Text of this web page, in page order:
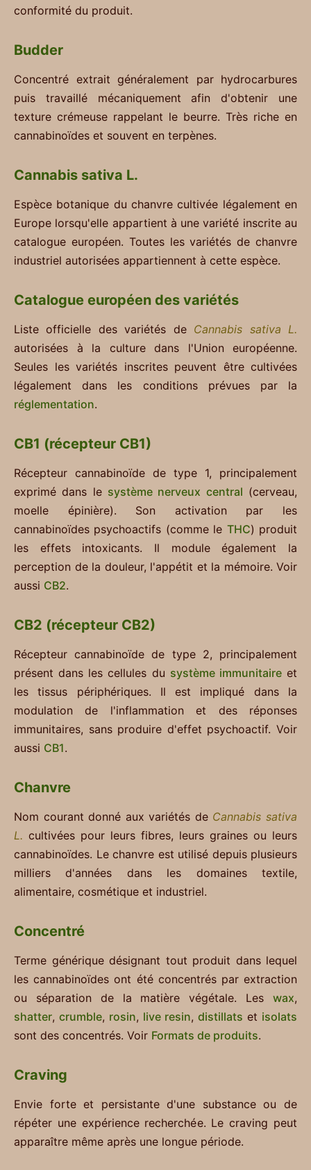
conformité du produit.
Budder
Concentré extrait généralement par hydrocarbures
puis travaillé mécaniquement afin d'obtenir une
texture crémeuse rappelant le beurre. Très riche en
cannabinoïdes et souvent en terpènes.
Cannabis sativa L.
Espèce botanique du chanvre cultivée légalement en
Europe lorsqu'elle appartient à une variété inscrite au
catalogue européen. Toutes les variétés de chanvre
industriel autorisées appartiennent à cette espèce.
Catalogue européen des variétés
Liste officielle des variétés de Cannabis sativa L.
autorisées à la culture dans l'Union européenne.
Seules les variétés inscrites peuvent être cultivées
légalement dans les conditions prévues par la
réglementation.
CB1 (récepteur CB1)
Récepteur cannabinoïde de type 1, principalement
exprimé dans le système nerveux central (cerveau,
moelle épinière). Son activation par les
cannabinoïdes psychoactifs (comme le THC) produit
les effets intoxicants. Il module également la
perception de la douleur, l'appétit et la mémoire. Voir
aussi CB2.
CB2 (récepteur CB2)
Récepteur cannabinoïde de type 2, principalement
présent dans les cellules du système immunitaireet
les tissus périphériques. Il est impliqué dans la
modulation de l'inflammation et des réponses
immunitaires, sans produire d'effet psychoactif. Voir
aussi CB1.
Chanvre
Nom courant donné aux variétés de Cannabis sativa
L. cultivées pour leurs fibres, leurs graines ou leurs
cannabinoïdes. Le chanvre est utilisé depuis plusieurs
milliers d'années dans les domaines textile,
alimentaire, cosmétique et industriel.
Concentré
Terme générique désignant tout produit dans lequel
les cannabinoïdes ont été concentrés par extraction
ou séparation de la matière végétale. Les wax,
shatter, crumble, rosin, live resin, distillats et isolats
sont des concentrés. Voir Formats de produits.
Craving
Envie forte et persistante d'une substance ou de
répéter une expérience recherchée. Le craving peut
apparaître même après une longue période.